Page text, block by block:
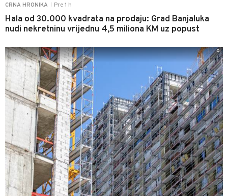
CRNA HRONIKA Pre 1 h
Hala od 30.000 kvadrata na prodaju: Grad Banjaluka
nudi nekretninu vrijednu 4,5 miliona KM uz popust
0